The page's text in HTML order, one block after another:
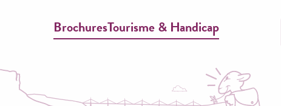
BrochuresTourisme & Handicap